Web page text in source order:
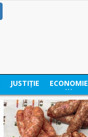
JUSTIȚIE ECONOMIE